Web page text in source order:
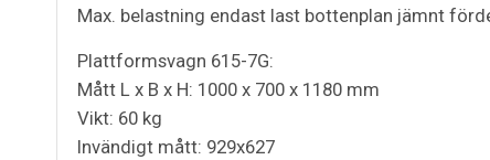
Max. belastning endast last bottenplan jämnt
Plattformsvagn 615-7G:
Mått L x B x H: 1000 x 700 x 1180 mm
Vikt: 60 kg
Invändigt mått: 929x627